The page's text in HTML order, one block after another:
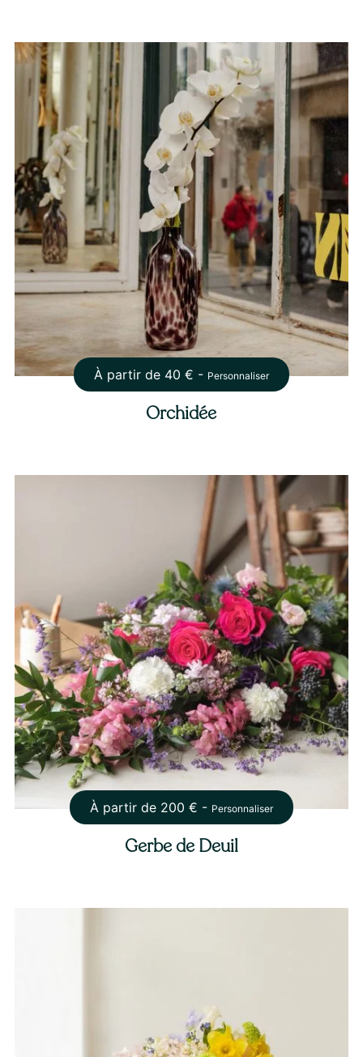
À partir de 40 € - Personnaliser
Orchidée
À partir de 200 € - Personnaliser
Gerbe de Deuil